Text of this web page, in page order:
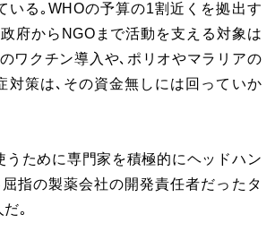
いる｡WHOの予算の1割近くを拠出す
府からNGOまで活動を支える対象は
ワクチン導入や､ポリオやマラリアの
対策は､その資金無しには回っていか
うために専門家を積極的にヘッドハン
屈指の製薬会社の開発責任者だったタ
｡